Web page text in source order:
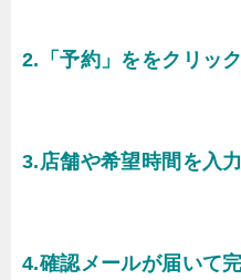
2.「予約」ををクリック
3.店舗や希望時間を入力
4.確認メールが届いて完